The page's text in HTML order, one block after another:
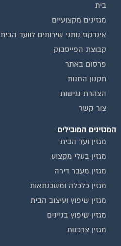
בית
מגזינים מקצועיים
אינדקס נותני שירותים לוועד הבית
קבוצת הפייסבוק
פרסום באתר
תקנון החנות
הצהרת נגישות
צור קשר
המגזינים המובילים
מגזין ועד הבית
מגזין בעלי מקצוע
מגזין מעבר דירה
מגזין כלכלה ומשכנתאות
מגזין שיפוץ ועיצוב הבית
מגזין שיפוץ בניינים
מגזין צרכנות